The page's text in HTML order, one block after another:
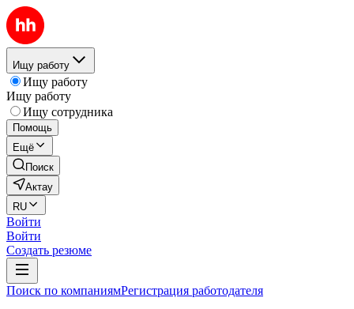
Ищу работу
Ищу работу
Ищу работу
Ищу сотрудника
Помощь
Ещё
Поиск
Актау
RU
Войти
Войти
Создать резюме
Поиск по компаниямРегистрация работодателя